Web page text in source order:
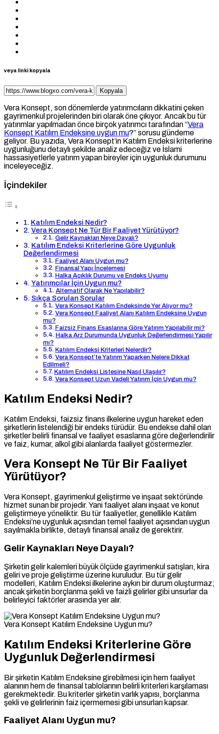
veya linki kopyala
Kopyala
Vera Konsept, son dönemlerde yatırımcıların dikkatini çeken
gayrimenkul projelerinden biri olarak öne çıkıyor. Ancak bu tür
yatırımlar yapılmadan önce birçok yatırımcı tarafından “Vera
Konsept Katılım Endeksine uygun mu?” sorusu gündeme
geliyor. Bu yazıda, Vera Konsept’in Katılım Endeksi kriterlerine
uygunluğunu detaylı şekilde analiz edeceğiz ve İslami
hassasiyetlerle yatırım yapan bireyler için uygunluk durumunu
inceleyeceğiz.
İçindekiler
Katılım Endeksi Nedir?
Vera Konsept Ne Tür Bir Faaliyet Yürütüyor?
Gelir Kaynakları Neye Dayalı?
Katılım Endeksi Kriterlerine Göre Uygunluk
Değerlendirmesi
Faaliyet Alanı Uygun mu?
Finansal Yapı İncelemesi
Halka Açıklık Durumu ve Endeks Uyumu
Yatırımcılar İçin Uygun mu?
Alternatif Olarak Ne Yapılabilir?
Sıkça Sorulan Sorular
Vera Konsept Katılım Endeksinde Yer Alıyor mu?
Vera Konsept Faaliyet Alanı Katılım Endeksine Uygun
mu?
Faizsiz Finans Esaslarına Göre Yatırım Yapılabilir mi?
Halka Arz Durumunda Uygunluk Değerlendirmesi Yapılır
mı?
Katılım Endeksi Kriterleri Nelerdir?
Vera Konsept’te Yatırım Yaparken Nelere Dikkat
Edilmeli?
Katılım Endeksi Listesine Nasıl Ulaşılır?
Vera Konsept Uzun Vadeli Yatırım İçin Uygun mu?
Katılım Endeksi Nedir?
Katılım Endeksi, faizsiz finans ilkelerine uygun hareket eden
şirketlerin listelendiği bir endeks türüdür. Bu endekse dahil olan
şirketler belirli finansal ve faaliyet esaslarına göre değerlendirilir
ve faiz, kumar, alkol gibi alanlarda faaliyet göstermezler.
Vera Konsept Ne Tür Bir Faaliyet
Yürütüyor?
Vera Konsept, gayrimenkul geliştirme ve inşaat sektöründe
hizmet sunan bir projedir. Yani faaliyet alanı inşaat ve konut
geliştirmeye yöneliktir. Bu tür faaliyetler, genellikle Katılım
Endeksi’ne uygunluk açısından temel faaliyet açısından uygun
sayılmakla birlikte, detaylı finansal analiz de gerektirir.
Gelir Kaynakları Neye Dayalı?
Şirketin gelir kalemleri büyük ölçüde gayrimenkul satışları, kira
geliri ve proje geliştirme üzerine kuruludur. Bu tür gelir
modelleri, Katılım Endeksi ilkelerine aykırı bir durum oluşturmaz;
ancak şirketin borçlanma şekli ve faizli gelirler gibi unsurlar da
belirleyici faktörler arasında yer alır.
Vera Konsept Katılım Endeksine Uygun mu?
Katılım Endeksi Kriterlerine Göre
Uygunluk Değerlendirmesi
Bir şirketin Katılım Endeksine girebilmesi için hem faaliyet
alanının hem de finansal tablolarının belirli kriterleri karşılaması
gerekmektedir. Bu kriterler şirketin varlık yapısı, borçlanma
şekli ve gelirlerinin faiz içermemesi gibi unsurları kapsar.
Faaliyet Alanı Uygun mu?